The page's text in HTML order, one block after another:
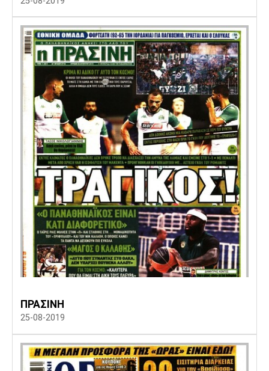
Λίβερπουλ
Σίτι
Ίντερ Μίλαν Μπάγερν
Μπορούσια
Ντόρτμουντ
Παρί Σεν
Ζερμέν
Μαρσέιγ
Μονακό
Ερυθρός
Αστέρας
Τότεναμ
ΠΡΑΣΙΝΗ
25-08-2019